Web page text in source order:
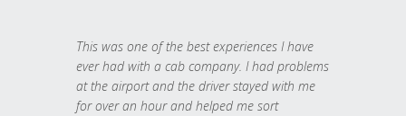
This was one of the best experiences I have
ever had with a cab company. I had problems
at the airport and the driver stayed with me
for over an hour and helped me sort